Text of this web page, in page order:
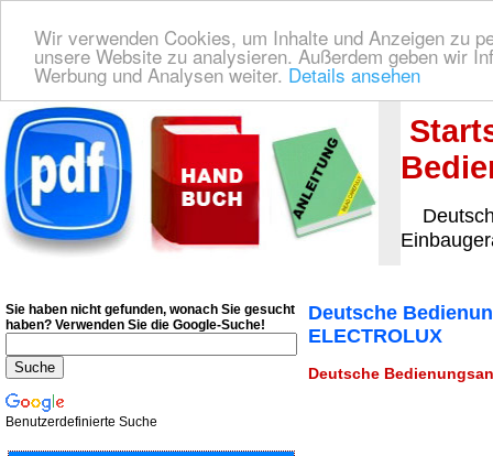
Wir verwenden Cookies, um Inhalte und Anzeigen zu
unsere Website zu analysieren. Außerdem geben wir
Werbung und Analysen weiter. Details ansehen
Deutsche Bedienungsanleitung Downloaden | Wir finden für Sie das
Deutsche
ELECTROLUX
Deutsche
Sie haben nicht gefunden, wonach Sie gesucht
haben? Verwenden Sie die Google-Suche!
Benutzerdefinierte Suche